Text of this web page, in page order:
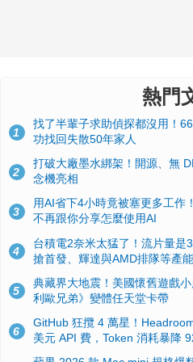
熱門
1
找了半輩子求助偵探都沒用！
功找回失散50年家人
2
打破大廠墨水綁架！開源、無
念機亮相
3
用AI省下4小時竟被塞更多工作
不再跟你分享怎麼使用AI
4
台積電2奈米太猛了！流片量是
搶首發、輝達與AMD排隊等產能
5
典藏界大地震！美國懷舊遊戲
利歐兄弟》變體任天堂卡帶
6
GitHub 狂攬 4 萬星！
美元 API 費，Token 消耗暴降